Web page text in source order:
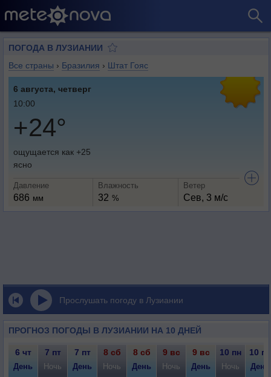
ПОГОДА В ЛУЗИАНИИ
Все страны › Бразилия › Штат Гояс
6 августа, четверг
10:00
+24°
ощущается как +25
ясно
Давление
686 мм
Влажность
32 %
Ветер
Сев, 3 м/с
Прослушать погоду в Лузиании
ПРОГНОЗ ПОГОДЫ В ЛУЗИАНИИ НА 10 ДНЕЙ
6 чт 7 пт 7 пт 8 сб 8 сб 9 вс 9 вс 10 пн 10 пн
День Ночь День Ночь День Ночь День Ночь День